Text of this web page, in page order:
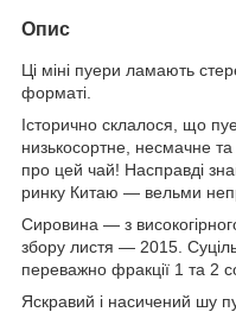
Опис
Ці міні пуери ламають
форматі.
Історично склалося, що
низькосортне, несмачне
про цей чай! Насправді
ринку Китаю — вельми
Сировина — з
збору листя — 2015.
переважно фракції 1 та 2
Яскравий і насичений шу